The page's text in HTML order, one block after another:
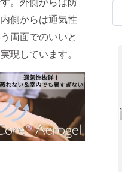
側からは通気性
両面でのいいと
現しています。